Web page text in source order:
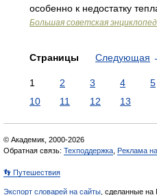
особенно к недостатку
Большая советская
Страницы Следующая
1 2 3 4 5
10
11 12 13
© Академик, 2000-2026
Обратная связь: Техподдержка Реклама
👣 Путешествия
Экспорт словарей на сайты , сделанные на